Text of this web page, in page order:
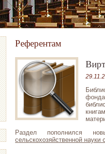
Референтам
Раздел пополнился
сельскохозяйственной